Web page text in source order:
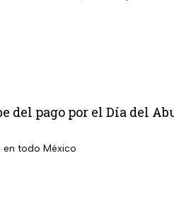
del pago por el Día del
en todo México